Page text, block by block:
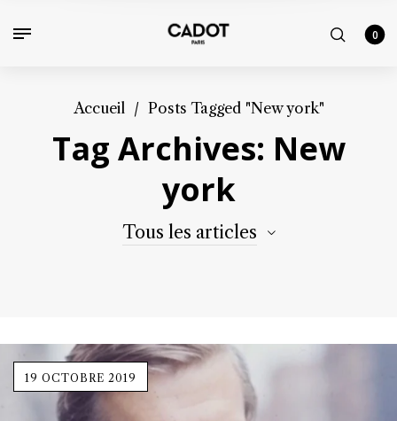
0
Accueil / Posts Tagged "New york"
Tag Archives: New
york
Tous les articles
19 OCTOBRE 2019